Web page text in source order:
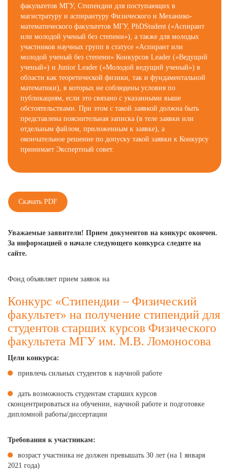
факультетов МГУ, Стипендии для поступающих в
магистратуру и аспирантуру Физического и Механико-
математического факультетов МГУ, PhDStudent («Аспирант
или молодой ученый без степени»), а также для молодых
участников научных групп в статусе «Аспирант или
молодой ученый без степени» Конкурсов Leader («Ведущий
ученый») и Junior Leader («Молодой ведущий ученый») в
области как теоретической физики, так и фундаментальной
математики), в которых не соблюдены условия по
публикациям, если это связано с указанными выше
обстоятельствами. При этом с такой заявкой должна быть
представлена пояснительная записка (в теле заявки или
отдельным файлом, приложенным к заявке), а
окончательное решение по допуску такой заявки к Конкурсу
принимает Экспертный совет.
Скачать PDF
Уважаемые заявители! Прием документов на конкурс окончен.
За информацией о начале следующего конкурса следите на
сайте.
Фонд объявляет прием заявок на
Конкурс «Стипендии – Физический
факультет» на получение стипендий для
студентов старших курсов Физического
факультета МГУ им. М.В. Ломоносова
Цели конкурса:
привлечь сильных студентов к научной работе
дать возможность студентам старших курсов
сконцентрироваться на обучении, научной работе и подготовке
дипломной работы/диссертации
Требования к участникам:
возраст участника не должен превышать 30 лет (на 1 января
2021 года)